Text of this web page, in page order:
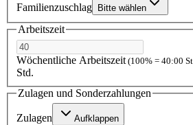
Familienzuschlag Bitte wählen
Arbeitszeit
Wöchentliche Arbeitszeit (100% = 40:00
Std.
Zulagen und Sonderzahlungen
Zulagen Aufklappen